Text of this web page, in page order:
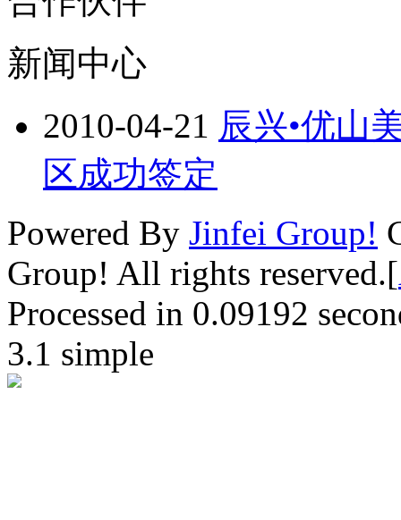
新闻中心
2010-04-21 辰兴•优山
区成功签定
Powered By Jinfei Group!
Group! All rights reserved.[
Processed in 0.09192
3.1 simple